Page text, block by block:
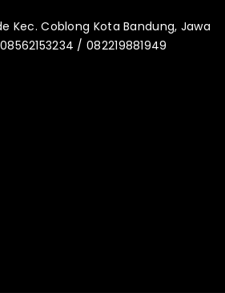
Kec. Coblong Kota Bandung, Jawa
/ 082219881949